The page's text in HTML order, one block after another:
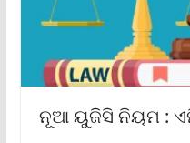
ନୂଆ ୟୁଜିସି ନିୟମ :